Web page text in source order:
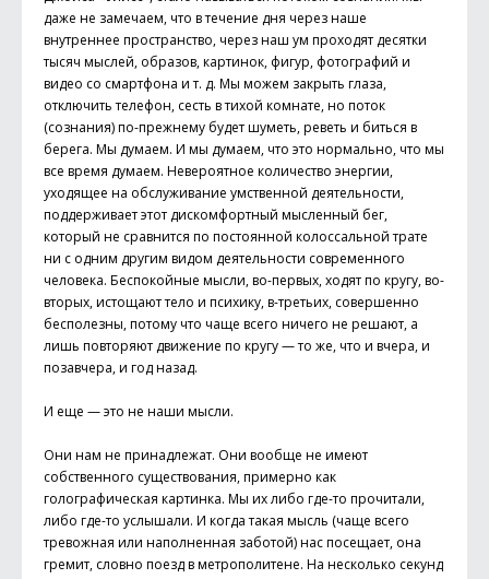
даже не замечаем, что в течение дня через наше
внутреннее пространство, через наш ум проходят десятки
тысяч мыслей, образов, картинок, фигур, фотографий и
видео со смартфона и т. д. Мы можем закрыть глаза,
отключить телефон, сесть в тихой комнате, но поток
(сознания) по-прежнему будет шуметь, реветь и биться в
берега. Мы думаем. И мы думаем, что это нормально, что мы
все время думаем. Невероятное количество энергии,
уходящее на обслуживание умственной деятельности,
поддерживает этот дискомфортный мысленный бег,
который не сравнится по постоянной колоссальной трате
ни с одним другим видом деятельности современного
человека. Беспокойные мысли, во-первых, ходят по кругу, во-
вторых, истощают тело и психику, в-третьих, совершенно
бесполезны, потому что чаще всего ничего не решают, а
лишь повторяют движение по кругу — то же, что и вчера, и
позавчера, и год назад.
И еще — это не наши мысли.
Они нам не принадлежат. Они вообще не имеют
собственного существования, примерно как
голографическая картинка. Мы их либо где-то прочитали,
либо где-то услышали. И когда такая мысль (чаще всего
тревожная или наполненная заботой) нас посещает, она
гремит, словно поезд в метрополитене. На несколько секунд